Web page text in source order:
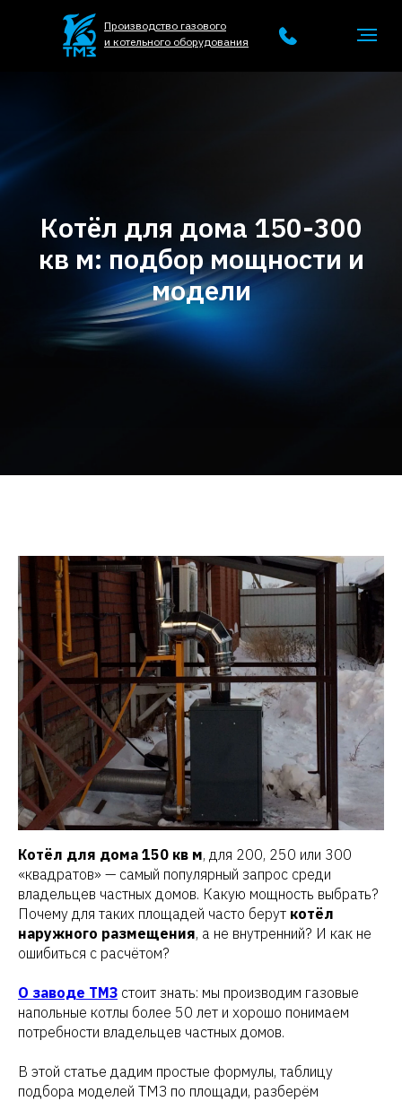
Производство газового
и котельного оборудования
Котёл для дома 150-300
кв м: подбор мощности и
модели
Котёл для дома 150 кв м, для 200, 250 или 300
«квадратов» — самый популярный запрос среди
владельцев частных домов. Какую мощность выбрать?
Почему для таких площадей часто берут котёл
наружного размещения, а не внутренний? И как не
ошибиться с расчётом?
О заводе ТМЗ стоит знать: мы производим газовые
напольные котлы более 50 лет и хорошо понимаем
потребности владельцев частных домов.
В этой статье дадим простые формулы, таблицу
подбора моделей ТМЗ по площади, разберём